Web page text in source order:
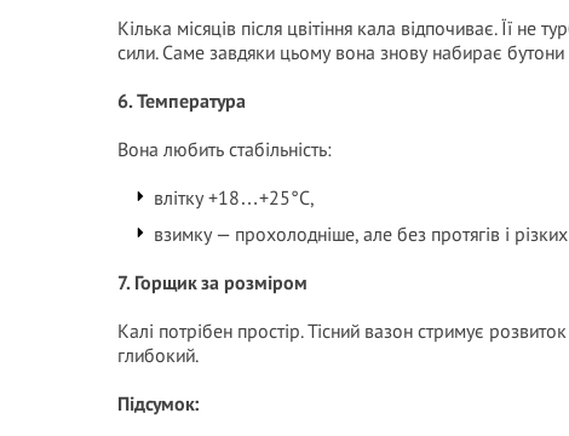
Кілька місяців після цвітіння кала відпочиває. Її не
сили. Саме завдяки цьому вона знову набирає бутони
6. Температура
Вона любить стабільність:
влітку +18…+25°C,
взимку — прохолодніше, але без протягів і
7. Горщик за розміром
Калі потрібен простір. Тісний вазон стримує
глибокий.
Підсумок: